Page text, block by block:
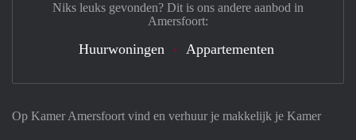
Op Kamer Amersfoort vind en verhuur je makkelijk je Kamer
Niks leuks gevonden? Dit is ons andere aanbod in
Amersfoort:
Huurwoningen Appartementen